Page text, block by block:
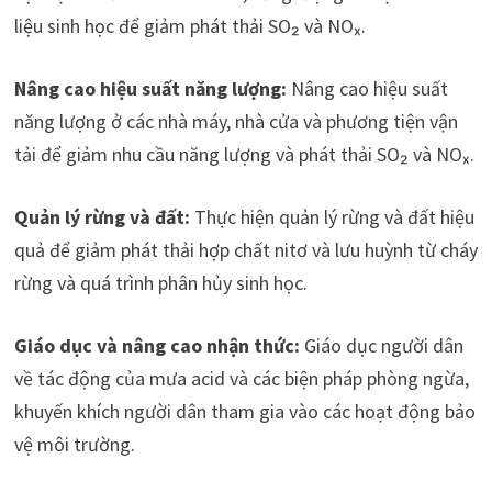
liệu sinh học để giảm phát thải SO₂ và NOₓ.
Nâng cao hiệu suất năng lượng: Nâng cao hiệu suất
năng lượng ở các nhà máy, nhà cửa và phương tiện vận
tải để giảm nhu cầu năng lượng và phát thải SO₂ và NOₓ.
Quản lý rừng và đất: Thực hiện quản lý rừng và đất hiệu
quả để giảm phát thải hợp chất nitơ và lưu huỳnh từ cháy
rừng và quá trình phân hủy sinh học.
Giáo dục và nâng cao nhận thức: Giáo dục người dân
về tác động của mưa acid và các biện pháp phòng ngừa,
khuyến khích người dân tham gia vào các hoạt động bảo
vệ môi trường.